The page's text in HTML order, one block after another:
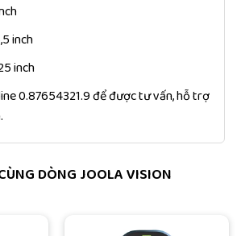
inch
inch
0.87654321.9 để được tư vấn, hỗ trợ
DÒNG JOOLA VISION